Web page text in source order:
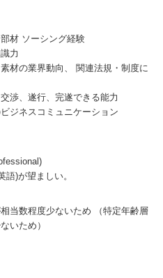
材 ソーシング経験
力
材の業界動向、 関連法規・制度に
渉、遂行、完遂できる能力
ジネスコミュニケーション
)が望ましい。
当数程度少ないため （特定年齢層
いため）